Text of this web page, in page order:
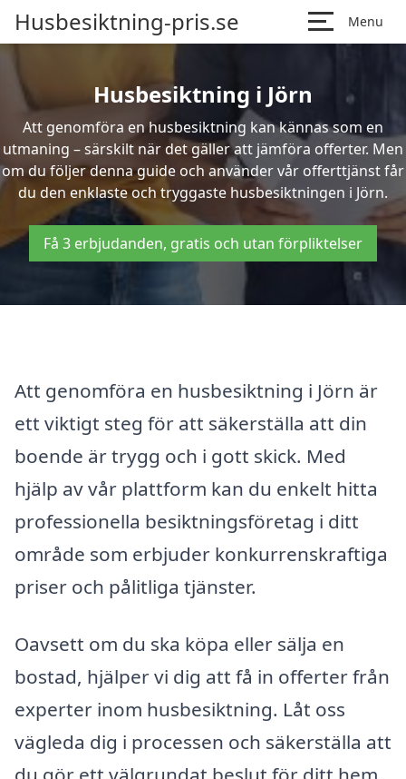
Husbesiktning-pris.se Menu
Husbesiktning i Jörn
Att genomföra en husbesiktning kan kännas som en
utmaning – särskilt när det gäller att jämföra offerter. Men
om du följer denna guide och använder vår offerttjänst får
du den enklaste och tryggaste husbesiktningen i Jörn.
Få 3 erbjudanden, gratis och utan förpliktelser
Att genomföra en husbesiktning i Jörn är
ett viktigt steg för att säkerställa att din
boende är trygg och i gott skick. Med
hjälp av vår plattform kan du enkelt hitta
professionella besiktningsföretag i ditt
område som erbjuder konkurrenskraftiga
priser och pålitliga tjänster.
Oavsett om du ska köpa eller sälja en
bostad, hjälper vi dig att få in offerter från
experter inom husbesiktning. Låt oss
vägleda dig i processen och säkerställa att